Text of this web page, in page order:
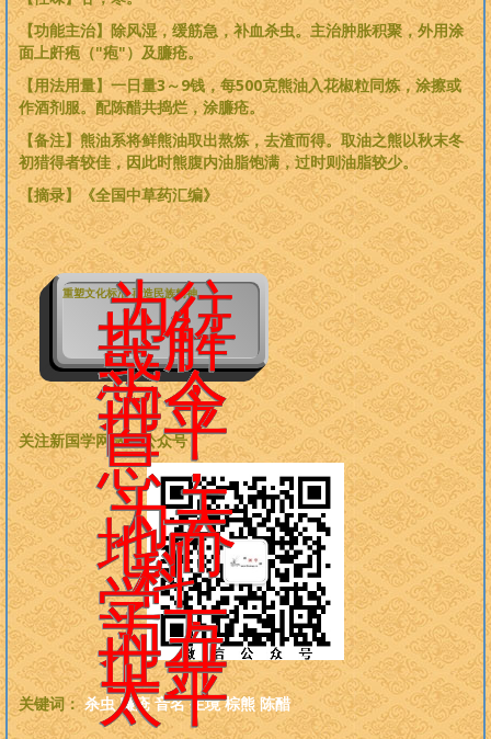
【功能主治】除风湿，缓筋急，补血杀虫。主治肿胀积聚，外用涂
面上皯疱（"疱"）及臁疮。
【用法用量】一日量3～9钱，每500克熊油入花椒粒同炼，涂擦或
作酒剂服。配陈醋共捣烂，涂臁疮。
【备注】熊油系将鲜熊油取出熬炼，去渣而得。取油之熊以秋末冬
初猎得者较佳，因此时熊腹内油脂饱满，过时则油脂较少。
【摘录】《全国中草药汇编》
重塑文化标准 再造民族精神
为往
世解
惑，
为今
世平
息，
为天
地而
科
学，
为万
世开
太平
关注新国学网微信公众号：
关键词： 杀虫 臁疮 音名 生境 棕熊 陈醋